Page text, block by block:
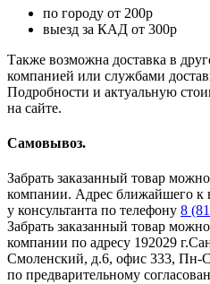
по городу от 200р
выезд за КАД от 300р
Также возможна доставка в
компанией или службами
Подробности и актуальную
на сайте.
Самовывоз.
Забрать заказанный товар
компании. Адрес ближайшего к
у консультанта по телефону 8
Забрать заказанный товар
компании по адресу 192029
Смоленский, д.6, офис 333, Пн-
по предварительному